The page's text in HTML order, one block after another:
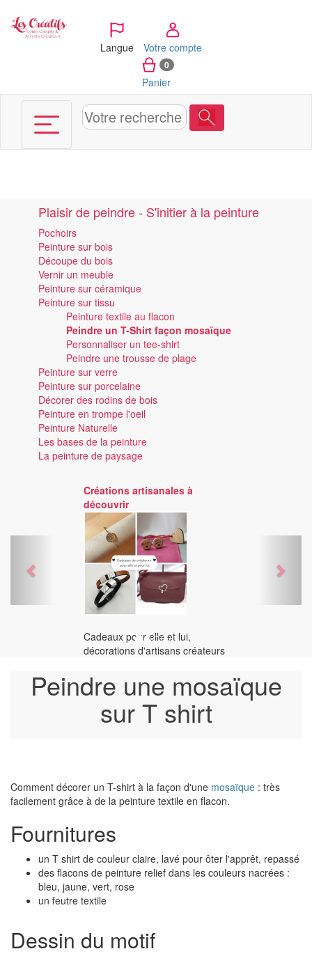
Langue Votre compte
0
Panier
Plaisir de peindre - S'initier à la peinture
Pochoirs
Peinture sur bois
Découpe du bois
Vernir un meuble
Peinture sur céramique
Peinture sur tissu
Peinture textile au flacon
Peindre un T-Shirt façon mosaïque
Personnaliser un tee-shirt
Peindre une trousse de plage
Peinture sur verre
Peinture sur porcelaine
Décorer des rodins de bois
Peinture en trompe l'oeil
Peinture Naturelle
Les bases de la peinture
La peinture de paysage
Créations artisanales à
découvrir
Cadeaux pour elle et lui,
décorations d'artisans créateurs
Previous
Peindre une mosaïque
sur T shirt
Comment décorer un T-shirt à la façon d'une mosaïque : très
facilement grâce à de la peinture textile en flacon.
Fournitures
un T shirt de couleur claire, lavé pour ôter l'apprêt, repassé
des flacons de peinture relief dans les couleurs nacrées :
bleu, jaune, vert, rose
un feutre textile
Dessin du motif